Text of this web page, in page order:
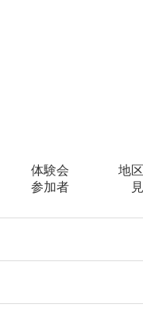
体験会
参加者
地